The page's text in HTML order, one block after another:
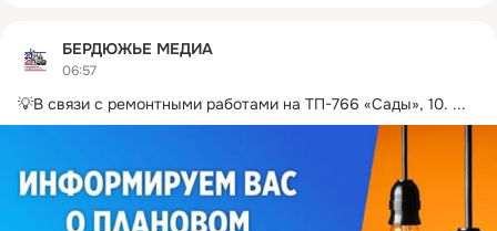
БЕРДЮЖЬЕ МЕДИА
06:57
💡В связи с ремонтными работами на ТП-766 «Сады», 10. ...